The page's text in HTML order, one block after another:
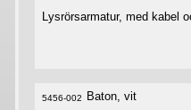
Lysrörsarmatur, med kabel
5456-002 Baton, vit